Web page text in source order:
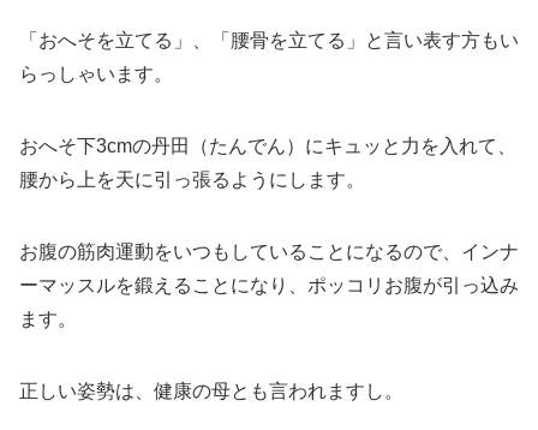
「おへそを立てる」、「腰骨を立てる」と言い表す方もい
らっしゃいます。
おへそ下3cmの丹田（たんでん）にキュッと力を入れて、
腰から上を天に引っ張るようにします。
お腹の筋肉運動をいつもしていることになるので、インナ
ーマッスルを鍛えることになり、ポッコリお腹が引っ込み
ます。
正しい姿勢は、健康の母とも言われますし。